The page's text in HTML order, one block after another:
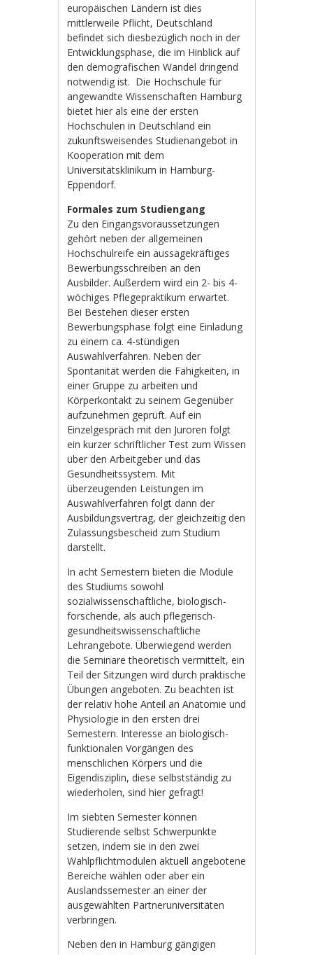
europäischen Ländern ist dies
mittlerweile Pflicht, Deutschland
befindet sich diesbezüglich noch in der
Entwicklungsphase, die im Hinblick auf
den demografischen Wandel dringend
notwendig ist. Die Hochschule für
angewandte Wissenschaften Hamburg
bietet hier als eine der ersten
Hochschulen in Deutschland ein
zukunftsweisendes Studienangebot in
Kooperation mit dem
Universitätsklinikum in Hamburg-
Eppendorf.
Formales zum Studiengang
Zu den Eingangsvoraussetzungen
gehört neben der allgemeinen
Hochschulreife ein aussagekräftiges
Bewerbungsschreiben an den
Ausbilder. Außerdem wird ein 2- bis 4-
wöchiges Pflegepraktikum erwartet.
Bei Bestehen dieser ersten
Bewerbungsphase folgt eine Einladung
zu einem ca. 4-stündigen
Auswahlverfahren. Neben der
Spontanität werden die Fähigkeiten, in
einer Gruppe zu arbeiten und
Körperkontakt zu seinem Gegenüber
aufzunehmen geprüft. Auf ein
Einzelgespräch mit den Juroren folgt
ein kurzer schriftlicher Test zum Wissen
über den Arbeitgeber und das
Gesundheitssystem. Mit
überzeugenden Leistungen im
Auswahlverfahren folgt dann der
Ausbildungsvertrag, der gleichzeitig den
Zulassungsbescheid zum Studium
darstellt.
In acht Semestern bieten die Module
des Studiums sowohl
sozialwissenschaftliche, biologisch-
forschende, als auch pflegerisch-
gesundheitswissenschaftliche
Lehrangebote. Überwiegend werden
die Seminare theoretisch vermittelt, ein
Teil der Sitzungen wird durch praktische
Übungen angeboten. Zu beachten ist
der relativ hohe Anteil an Anatomie und
Physiologie in den ersten drei
Semestern. Interesse an biologisch-
funktionalen Vorgängen des
menschlichen Körpers und die
Eigendisziplin, diese selbstständig zu
wiederholen, sind hier gefragt!
Im siebten Semester können
Studierende selbst Schwerpunkte
setzen, indem sie in den zwei
Wahlpflichtmodulen aktuell angebotene
Bereiche wählen oder aber ein
Auslandssemester an einer der
ausgewählten Partneruniversitäten
verbringen.
Neben den in Hamburg gängigen